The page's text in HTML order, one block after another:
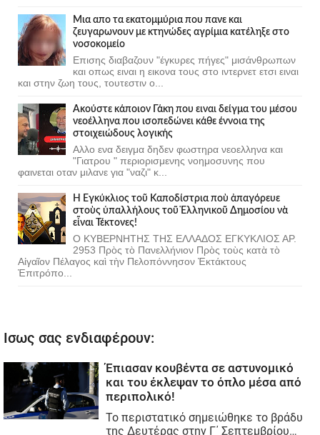
Μια απο τα εκατομμύρια που πανε και
ζευγαρωνουν με κτηνώδες αγρίμια κατέληξε στο
νοσοκομείο
Επισης διαβαζουν "έγκυρες πήγες" μισάνθρωπων
και οπως ειναι η εικονα τους στο ιντερνετ ετσι ειναι
και στην ζωη τους, τουτεστιν ο...
Ακούστε κάποιον Γάκη που ειναι δείγμα του μέσου
νεοέλληνα που ισοπεδώνει κάθε έννοια της
στοιχειώδους λογικής
Αλλο ενα δειγμα δηδεν φωστηρα νεοελληνα και
"Γιατρου " περιορισμενης νοημοσυνης που
φαινεται οταν μιλανε για "ναζι" κ...
Ἡ Ἐγκύκλιος τοῦ Καποδίστρια ποὺ ἀπαγόρευε
στοὺς ὑπαλλήλους τοῦ Ἑλληνικοῦ Δημοσίου νὰ
εἶναι Τέκτονες!
Ο ΚΥΒΕΡΝΗΤΗΣ ΤΗΣ ΕΛΛΑΔΟΣ ΕΓΚΥΚΛΙΟΣ ΑΡ.
2953 Πρὸς τὸ Πανελλήνιον Πρὸς τοὺς κατὰ τὸ
Αἰγαῖον Πέλαγος καὶ τὴν Πελοπόννησον Ἐκτάκτους
Ἐπιτρόπο...